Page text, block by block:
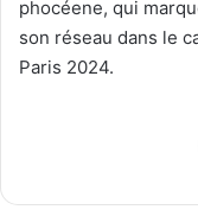
phocéene, qui
son réseau dans le
Paris 2024.